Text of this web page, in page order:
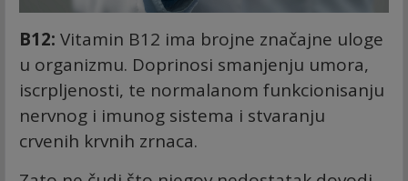
B12: Vitamin B12 ima brojne značajne uloge
u organizmu. Doprinosi smanjenju umora,
iscrpljenosti, te normalanom funkcionisanju
nervnog i imunog sistema i stvaranju
crvenih krvnih zrnaca.